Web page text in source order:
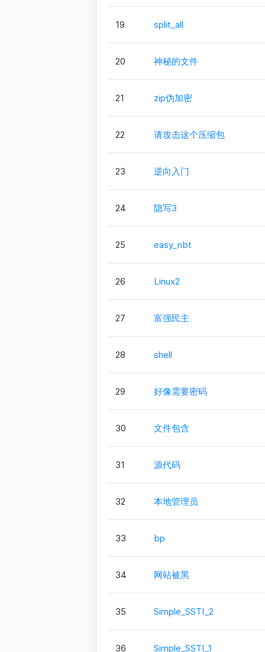
19 split_all
20 神秘的文件
21 zip伪加密
22 请攻击这个压缩包
23 逆向入门
24 隐写3
25 easy_nbt
26 Linux2
27 富强民主
28 shell
29 好像需要密码
30 文件包含
31 源代码
32 本地管理员
33 bp
34 网站被黑
35 Simple_SSTI_2
36 Simple_SSTI_1